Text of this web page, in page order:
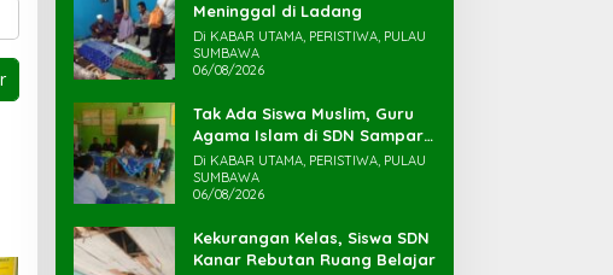
Meninggal di Ladang
Di KABAR UTAMA, PERISTIWA, PULAU
SUMBAWA
06/08/2026
Tak Ada Siswa Muslim, Guru
Agama Islam di SDN Sampar
Maras Terkatung-katung ‎
Di KABAR UTAMA, PERISTIWA, PULAU
SUMBAWA
06/08/2026
Kekurangan Kelas, Siswa SDN
Kanar Rebutan Ruang Belajar